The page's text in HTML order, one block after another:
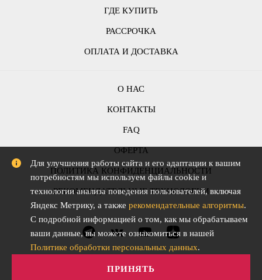
ГДЕ КУПИТЬ
РАССРОЧКА
ОПЛАТА И ДОСТАВКА
О НАС
КОНТАКТЫ
FAQ
ОФЕРТА
ПОЛИТИКА КОНФИДЕНЦИАЛЬНОСТИ
РЕКОМЕНДАТЕЛЬНЫЕ ТЕХНОЛОГИИ
Для улучшения работы сайта и его адаптации к вашим
потребностям мы используем файлы cookie и
технологии анализа поведения пользователей, включая
Яндекс Метрику, а также рекомендательные алгоритмы.
С подробной информацией о том, как мы обрабатываем
ваши данные, вы можете ознакомиться в нашей
Политике обработки персональных данных.
ПРИНЯТЬ